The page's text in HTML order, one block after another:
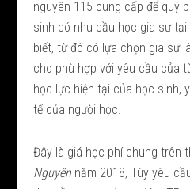
nguyên 115 cung cấp để quý
sinh có nhu cầu học gia sư
biết, từ đó có lựa chọn gia sư
cho phù hợp với yêu cầu của
học lực hiện tại của học sinh,
tế của người học.
Đây là giá học phí chung trên
Nguyên năm 2018, Tùy yêu